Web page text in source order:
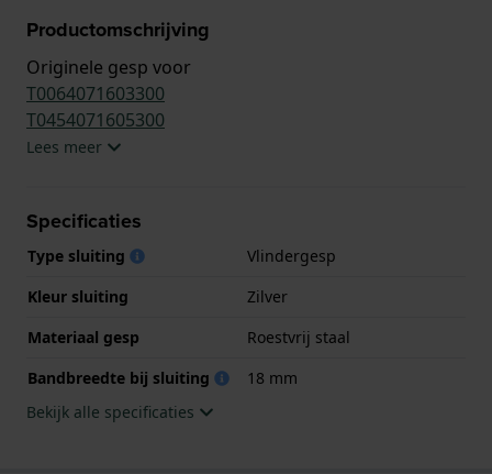
Productomschrijving
Originele gesp voor
T0064071603300
T0454071605300
Lees meer
Specificaties
Type sluiting
Vlindergesp
Kleur sluiting
Zilver
Materiaal gesp
Roestvrij staal
Bandbreedte bij sluiting
18 mm
Bekijk alle specificaties